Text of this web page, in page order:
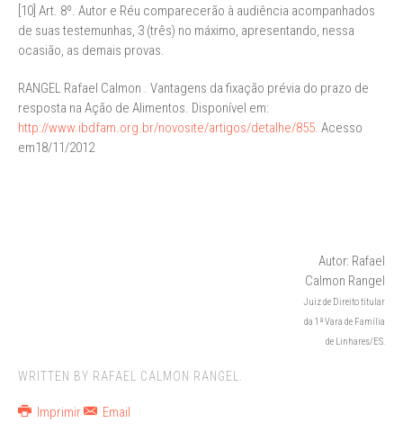
[10] Art. 8º. Autor e Réu comparecerão à audiência acompanhados
de suas testemunhas, 3 (três) no máximo, apresentando, nessa
ocasião, as demais provas.
RANGEL Rafael Calmon . Vantagens da fixação prévia do prazo de
resposta na Ação de Alimentos. Disponível em:
http://www.ibdfam.org.br/novosite/artigos/detalhe/855. Acesso
em18/11/2012
Autor: Rafael
Calmon Rangel
Juiz de Direito titular
da 1ª Vara de Família
de Linhares/ES
WRITTEN BY RAFAEL CALMON RANGEL.
Imprimir Email